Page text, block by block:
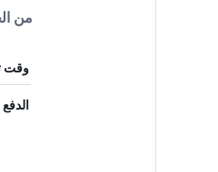
من
وقت
الدفع